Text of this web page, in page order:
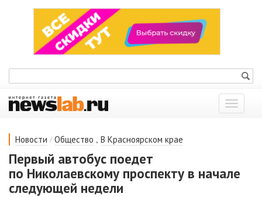
Показать
меню
Новости / Общество , В Красноярском крае
Первый автобус поедет
по Николаевскому проспекту в начале
следующей недели